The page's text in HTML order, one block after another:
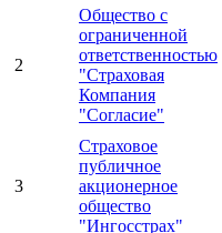
2
Общество с
ограниченной
ответственностью
"Страховая
Компания
"Согласие"
3
Страховое
публичное
акционерное
общество
"Ингосстрах"